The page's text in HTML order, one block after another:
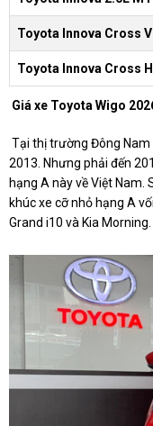
Toyota Innova Cross V
Toyota Innova Cross
Giá xe Toyota Wigo
Tại thị trường Đông Nam
2013. Nhưng phải đến
hạng A này về Việt
khúc xe cỡ nhỏ hạng A
Grand i10 và Kia Morning.